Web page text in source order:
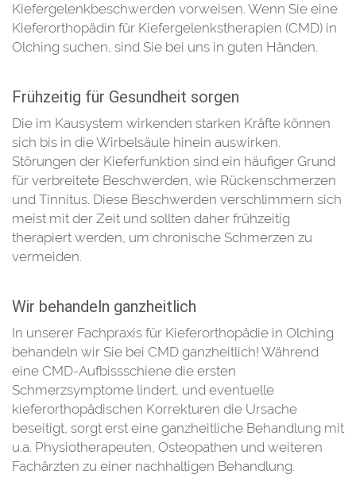
Kiefergelenkbeschwerden vorweisen. Wenn Sie eine
Kieferorthopädin für Kiefergelenkstherapien (CMD) in
Olching suchen, sind Sie bei uns in guten Händen.
Frühzeitig für Gesundheit sorgen
Die im Kausystem wirkenden starken Kräfte können
sich bis in die Wirbelsäule hinein auswirken.
Störungen der Kieferfunktion sind ein häufiger Grund
für verbreitete Beschwerden, wie Rückenschmerzen
und Tinnitus. Diese Beschwerden verschlimmern sich
meist mit der Zeit und sollten daher frühzeitig
therapiert werden, um chronische Schmerzen zu
vermeiden.
Wir behandeln ganzheitlich
In unserer Fachpraxis für Kieferorthopädie in Olching
behandeln wir Sie bei CMD ganzheitlich! Während
eine CMD-Aufbissschiene die ersten
Schmerzsymptome lindert, und eventuelle
kieferorthopädischen Korrekturen die Ursache
beseitigt, sorgt erst eine ganzheitliche Behandlung mit
u.a. Physiotherapeuten, Osteopathen und weiteren
Fachärzten zu einer nachhaltigen Behandlung.